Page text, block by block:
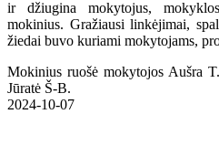
ir džiugina mokytojus,
mokinius. Gražiausi linkėjimai,
žiedai buvo kuriami mokytojams,
Mokinius ruošė mokytojos Aušra
Jūratė Š-B.
2024-10-07